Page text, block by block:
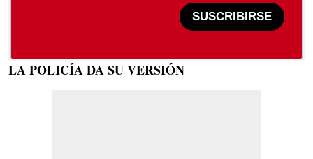
SUSCRIBIRSE
LA POLICÍA DA SU VERSIÓN